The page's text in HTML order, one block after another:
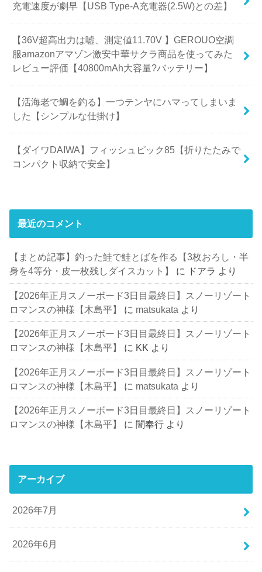
充電速度が劇早【USB Type-A充電器(2.5W)との差】
【36V超高出力は嘘、測定値11.70V 】GEROUO空調
服amazonアマゾン激安中華サクラ商品を使ってみた
レビュー評価【40800mAh大容量?バッテリー】
【活海老で鯛を釣る】一つテンヤにハマってしまいま
した【シンプルな仕掛け】
【ダイワDAIWA】フィッシュピック85【折りたたみで
コンパクト収納で安全】
最近のコメント
【まとめ記事】釣った鮭で鮭とばを作る【3枚おろし・半
身を4等分・皮一枚残しダイスカット】
に ドアラ より
【2026年正月スノーボード3日目最終日】スノーリゾート
ロマンスの神様【木島平】
に matsukata より
【2026年正月スノーボード3日目最終日】スノーリゾート
ロマンスの神様【木島平】
に KK より
【2026年正月スノーボード3日目最終日】スノーリゾート
ロマンスの神様【木島平】
に matsukata より
【2026年正月スノーボード3日目最終日】スノーリゾート
ロマンスの神様【木島平】
に闇奉行 より
アーカイブ
2026年7月
2026年6月